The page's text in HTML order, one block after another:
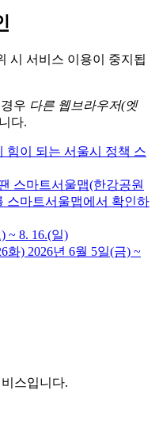
시 서비스 이용이 중지됩
우 다른 웹브라우저(엣
다.
스입니다.